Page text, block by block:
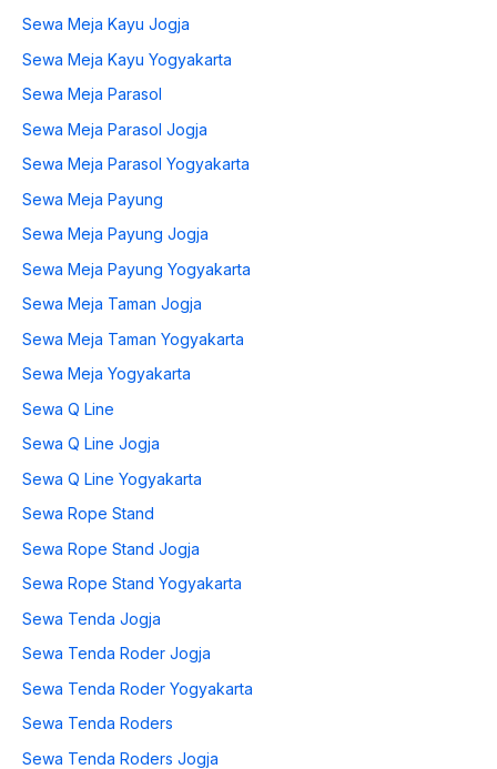
Sewa Meja Kayu Jogja
Sewa Meja Kayu Yogyakarta
Sewa Meja Parasol
Sewa Meja Parasol Jogja
Sewa Meja Parasol Yogyakarta
Sewa Meja Payung
Sewa Meja Payung Jogja
Sewa Meja Payung Yogyakarta
Sewa Meja Taman Jogja
Sewa Meja Taman Yogyakarta
Sewa Meja Yogyakarta
Sewa Q Line
Sewa Q Line Jogja
Sewa Q Line Yogyakarta
Sewa Rope Stand
Sewa Rope Stand Jogja
Sewa Rope Stand Yogyakarta
Sewa Tenda Jogja
Sewa Tenda Roder Jogja
Sewa Tenda Roder Yogyakarta
Sewa Tenda Roders
Sewa Tenda Roders Jogja